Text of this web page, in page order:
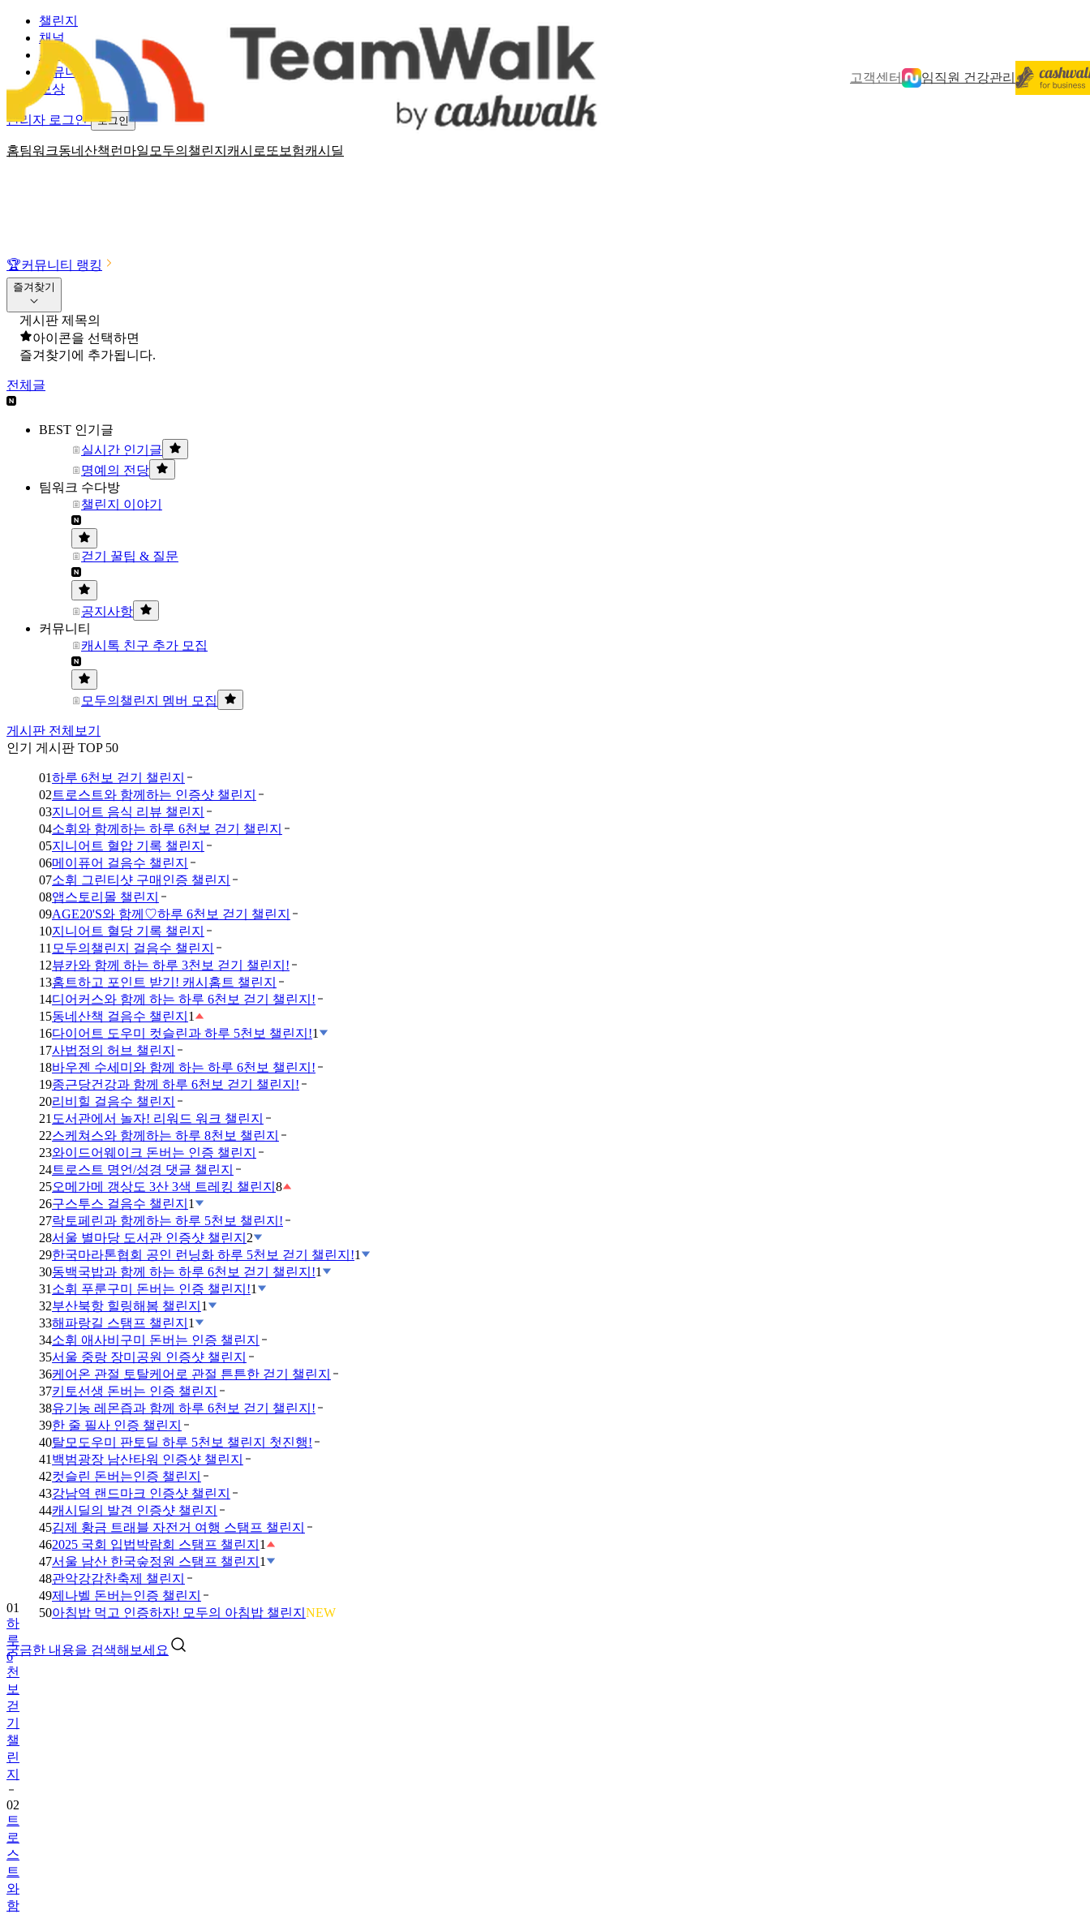
고객센터 임직원 건강관리
홈팀워크동네산책 런마일 모두의챌린지 캐시로또 보험캐시딜
챌린지
채널
소식
커뮤니티
보상
관리자 로그인 로그인
🏆커뮤니티 랭킹
즐겨찾기
게시판 제목의
아이콘을 선택하면
즐겨찾기에 추가됩니다.
전체글
BEST 인기글
실시간 인기글
명예의 전당
팀워크 수다방
챌린지 이야기
걷기 꿀팁 & 질문
공지사항
커뮤니티
캐시톡 친구 추가 모집
모두의챌린지 멤버 모집
게시판 전체보기
인기 게시판 TOP 50
01하루 6천보 걷기 챌린지
02 트로스트와 함께하는 인증샷 챌린지
03지니어트 음식 리뷰 챌린지
04소휘와 함께하는 하루 6천보 걷기 챌린지
05지니어트 혈압 기록 챌린지
06메이퓨어 걸음수 챌린지
07소휘 그린티샷 구매인증 챌린지
08앱스토리몰 챌린지
09AGE20'S와 함께♡하루 6천보 걷기 챌린지
10지니어트 혈당 기록 챌린지
11 모두의챌린지 걸음수 챌린지
12뷰카와 함께 하는 하루 3천보 걷기 챌린지!
13홈트하고 포인트 받기! 캐시홈트 챌린지
14디어커스와 함께 하는 하루 6천보 걷기 챌린지!
15동네산책 걸음수 챌린지 1
16다이어트 도우미 컷슬린과 하루 5천보 챌린지!1
17사법정의 허브 챌린지
18바우젠 수세미와 함께 하는 하루 6천보 챌린지!
19종근당건강과 함께 하루 6천보 걷기 챌린지!
20리비힐 걸음수 챌린지
21 도서관에서 놀자! 리워드 워크 챌린지
22스케쳐스와 함께하는 하루 8천보 챌린지
23와이드어웨이크 돈버는 인증 챌린지
24트로스트 명언/성경 댓글 챌린지
25오메가메 갱상도 3산 3색 트레킹 챌린지 8
26구스투스 걸음수 챌린지 1
27락토페린과 함께하는 하루 5천보 챌린지!
28서울 별마당 도서관 인증샷 챌린지 2
29한국마라톤협회 공인 런닝화 하루 5천보 걷기 챌린지!1
30동백국밥과 함께 하는 하루 6천보 걷기 챌린지!1
31 소휘 푸룬구미 돈버는 인증 챌린지!1
32부산북항 힐링해봄 챌린지 1
33해파랑길 스탬프 챌린지 1
34소휘 애사비구미 돈버는 인증 챌린지
35서울 중랑 장미공원 인증샷 챌린지
36케어온 관절 토탈케어로 관절 튼튼한 걷기 챌린지
37키토선생 돈버는 인증 챌린지
38유기농 레몬즙과 함께 하루 6천보 걷기 챌린지!
39한 줄 필사 인증 챌린지
40탈모도우미 판토딜 하루 5천보 챌린지 첫진행!
41 백범광장 남산타워 인증샷 챌린지
42컷슬린 돈버는인증 챌린지
43강남역 랜드마크 인증샷 챌린지
44캐시딜의 발견 인증샷 챌린지
45김제 황금 트래블 자전거 여행 스탬프 챌린지
462025 국회 입법박람회 스탬프 챌린지 1
47서울 남산 한국숲정원 스탬프 챌린지 1
48관악강감찬축제 챌린지
49제나벨 돈버는인증 챌린지
50아침밥 먹고 인증하자! 모두의 아침밥 챌린지 NEW
궁금한 내용을 검색해보세요
01
하
루
6
천
보
걷
기
챌
린
지
02
트
로
스
트
와
함